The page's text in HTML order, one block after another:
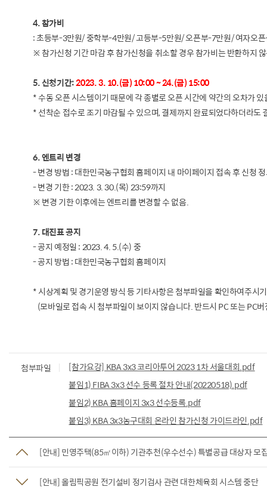
4. 참가비
: 초등부-3만원/ 중학부-4만원/ 고등부-5만원/ 오픈부-7만원/ 여자오
※ 참가신청 기간 마감 후 참가신청을 취소할 경우 참가비는 반환하지
5. 신청기간:2023. 3. 10.(금) 10:00 ~ 24.(금) 15:00
* 수동 오픈 시스템이기 때문에 각 종별로 오픈 시간에 약간의 오차가
* 선착순 접수로 조기 마감될 수 있으며, 결제까지 완료되었다하더라도
6. 엔트리 변경
- 변경 방법 : 대한민국농구협회 홈페이지 내 마이페이지 접속 후 신청
- 변경 기한 : 2023. 3. 30.(목) 23:59까지
※ 변경 기한 이후에는 엔트리를 변경할 수 없음.
7. 대진표 공지
- 공지 예정일 : 2023. 4. 5.(수) 중
- 공지 방법 : 대한민국농구협회 홈페이지
* 시상계획 및 경기운영 방식 등 기타사항은 첨부파일을 확인하여주시
(모바일로 접속 시 첨부파일이 보이지 않습니다. 반드시 PC 또는 PC
첨부파일
[참가요강] KBA 3x3 코리아투어 2023 1차 서울대회.pdf
붙임1) FIBA 3x3 선수 등록 절차 안내(20220518).pdf
붙임2) KBA 홈페이지 3x3 선수등록.pdf
붙임3) KBA 3x3농구대회 온라인 참가신청 가이드라인.pdf
[안내] 민영주택(85㎡이하) 기관추천(우수선수) 특별공급 대상자 모
[안내] 올림픽공원 전기설비 정기검사 관련 대한체육회 시스템 중단